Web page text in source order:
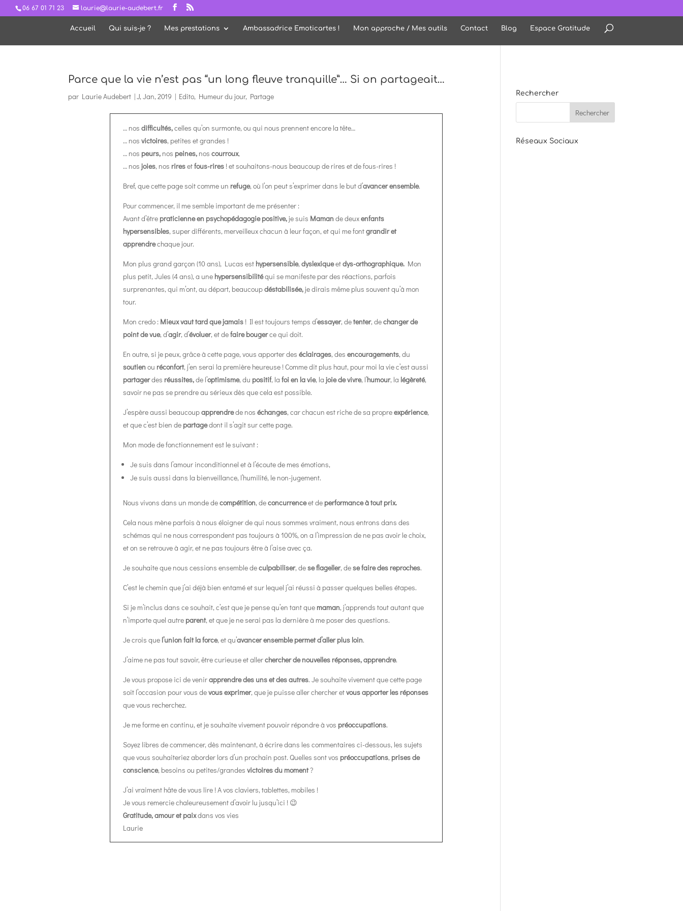
06 67 01 71 23 laurie@laurie-audebert.fr
Accueil Qui suis-je ? Mes prestations Ambassadrice Emoticartes ! Mon approche / Mes outils Contact Blog Espace Gratitude
Parce que la vie n’est pas “un long fleuve tranquille”… Si on partageait…
par Laurie Audebert |J, Jan, 2019 | Edito, Humeur du jour, Partage
… nosdifficultés,celles qu’on surmonte, ou qui nous prennent encore la tête…
… nosvictoires, petites et grandes !
… nos peurs, nos peines, noscourroux,
… nos joies, nos riresetfous-rires ! et souhaitons-nous beaucoup de rires et de fous-rires !
Bref, que cette page soit comme un refuge, où l’on peut s’exprimer dans le but d’avancer ensemble.
Pour commencer, il me semble important de me présenter :
Avant d’être praticienne en psychopédagogie positive,je suis Maman de deuxenfants
hypersensibles, super différents, merveilleux chacun à leur façon, et qui me fontgrandir et
apprendrechaque jour.
Mon plus grand garçon (10 ans), Lucas est hypersensible,dyslexiqueetdys-orthographique. Mon
plus petit, Jules (4 ans), a une hypersensibilitéqui se manifeste par des réactions, parfois
surprenantes, qui m’ont, au départ, beaucoupdéstabilisée,je dirais même plus souvent qu’à mon
tour.
Mon credo : Mieux vaut tard que jamais ! Il est toujours temps d’essayer, detenter, dechanger de
point de vue, d’agir, d’évoluer, et defaire bougerce qui doit.
En outre, si je peux, grâce à cette page, vous apporter deséclairages, desencouragements, du
soutien ou réconfort, j’en serai la première heureuse ! Comme dit plus haut, pour moi la vie c’est aussi
partagerdes réussites,de l’optimisme, du positif, lafoi en la vie, lajoie de vivre, l’humour, la légèreté,
savoir ne pas se prendre au sérieux dès que cela est possible.
J’espère aussi beaucoupapprendrede noséchanges, car chacun est riche de sa propreexpérience,
et que c’est bien de partagedont il s’agit sur cette page.
Mon mode de fonctionnement est le suivant :
Je suis dans l’amour inconditionnel et à l’écoute de mes émotions,
Je suis aussi dans la bienveillance, l’humilité, le non-jugement.
Nous vivons dans un monde decompétition, deconcurrenceet de performance à tout prix.
Cela nous mène parfois à nous éloigner de qui nous sommes vraiment, nous entrons dans des
schémas qui ne nous correspondent pas toujours à 100%, on a l’impression de ne pas avoir le choix,
et on se retrouve à agir, et ne pas toujours être à l’aise avec ça.
Je souhaite que nous cessions ensemble deculpabiliser, dese flageller, dese faire des reproches.
C’est le chemin que j’ai déjà bien entamé et sur lequel j’ai réussi à passer quelques belles étapes.
Si je m’inclus dans ce souhait, c’est que je pense qu’en tant que maman, j’apprends tout autant que
n’importe quel autre parent, et que je ne serai pas la dernière à me poser des questions.
Je crois que l’union fait la force, et qu’avancer ensemble permet d’aller plus loin.
J’aime ne pas tout savoir, être curieuse et allerchercher de nouvelles réponses, apprendre.
Je vous propose ici de venirapprendre des uns et des autres. Je souhaite vivement que cette page
soit l’occasion pour vous devous exprimer, que je puisse aller chercher etvous apporter les réponses
que vous recherchez.
Je me forme en continu, et je souhaite vivement pouvoir répondre à vos préoccupations.
Soyez libres de commencer, dès maintenant, à écrire dans les commentaires ci-dessous, les sujets
que vous souhaiteriez aborder lors d’un prochain post. Quelles sont vos préoccupations, prises de
conscience, besoins ou petites/grandesvictoires du moment?
J’ai vraiment hâte de vous lire ! A vos claviers, tablettes, mobiles !
Je vous remercie chaleureusement d’avoir lu jusqu’ici ! 😉
Gratitude, amour et paixdans vos vies
Laurie
Rechercher
Réseaux Sociaux